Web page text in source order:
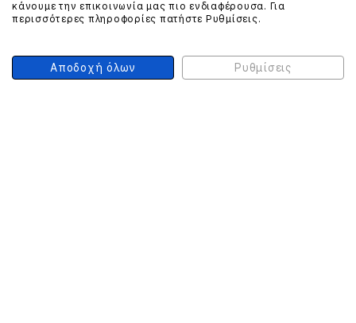
210 999 4510
κάνουμε την επικοινωνία μας πιο ενδιαφέρουσα. Για
περισσότερες πληροφορίες πατήστε Ρυθμίσεις.
Αποδοχή όλων Ρυθμίσεις